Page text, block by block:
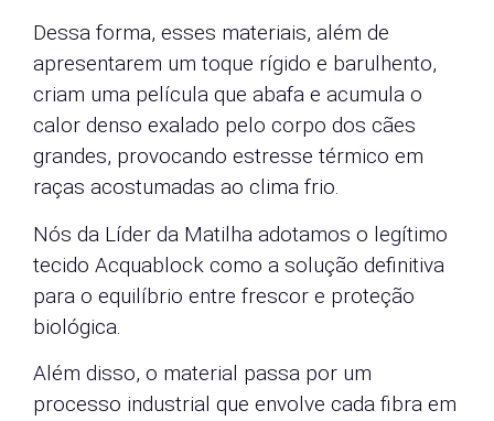
Dessa forma, esses materiais, além de
apresentarem um toque rígido e barulhento,
criam uma película que abafa e acumula o
calor denso exalado pelo corpo dos cães
grandes, provocando estresse térmico em
raças acostumadas ao clima frio.
Nós da Líder da Matilha adotamos o legítimo
tecido Acquablock como a solução definitiva
para o equilíbrio entre frescor e proteção
biológica.
Além disso, o material passa por um
processo industrial que envolve cada fibra em